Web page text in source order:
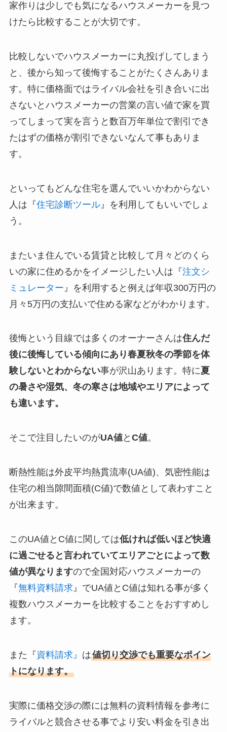
家作りは少しでも気になるハウスメーカーを見つ
けたら比較することが大切です。
比較しないでハウスメーカーに丸投げしてしまう
と、後から知って後悔することがたくさんありま
す。特に価格面ではライバル会社を引き合いに出
さないとハウスメーカーの営業の言い値で家を買
ってしまって実を言うと数百万年単位で割引でき
たはずの価格が割引できないなんて事もありま
す。
といってもどんな住宅を選んでいいかわからない
人は『住宅診断ツール』を利用してもいいでしょ
う。
またいま住んでいる賃貸と比較して月々どのくら
いの家に住めるかをイメージしたい人は『注文シ
ミュレーター 』を利用すると例えば年収300万円の
月々5万円の支払いで住める家などがわかります。
後悔という目線では多くのオーナーさんは住んだ
後に後悔している傾向にあり春夏秋冬の季節を体
験しないとわからない事が沢山あります。特に夏
の暑さや湿気、冬の寒さは地域やエリアによって
も違います。
そこで注目したいのがUA値と C値。
断熱性能は外皮平均熱貫流率(UA値)、気密性能は
住宅の相当隙間面積(C値)で数値として表わすこと
が出来ます。
このUA値とC値に関しては低ければ低いほど快適
に過ごせると言われていてエリアごとによって数
値が異なりますので全国対応ハウスメーカーの
『無料資料請求』でUA値とC値は知れる事が多く
複数ハウスメーカーを比較することをおすすめし
ます。
また『資料請求』 は値切り交渉でも重要なポイン
トになります。
実際に価格交渉の際には無料の資料情報を参考に
ライバルと競合させる事でより安い料金を引き出